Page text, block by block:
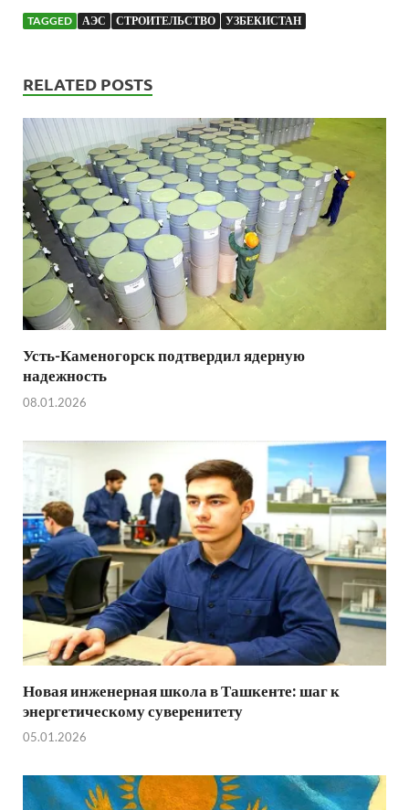
TAGGED АЭС СТРОИТЕЛЬСТВО УЗБЕКИСТАН
RELATED POSTS
Усть-Каменогорск подтвердил ядерную
надежность
08.01.2026
Новая инженерная школа в Ташкенте: шаг к
энергетическому суверенитету
05.01.2026